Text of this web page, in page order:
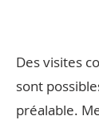
Des visites
sont
préalable.